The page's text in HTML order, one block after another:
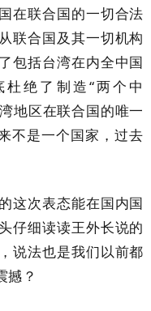
在联合国的一切合法
联合国及其一切机构
包括台湾在内全中国
绝了制造“两个中
地区在联合国的唯一
不是一个国家，过去
这次表态能在国内国
仔细读读王外长说的
说法也是我们以前都
撼？